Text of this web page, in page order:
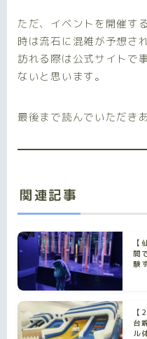
ただ、イベントを開催す
時は流石に混雑が予想さ
訪れる際は公式サイトで
ないと思います。
最後まで読んでいただき
関連記事
【
間
験
台
ル